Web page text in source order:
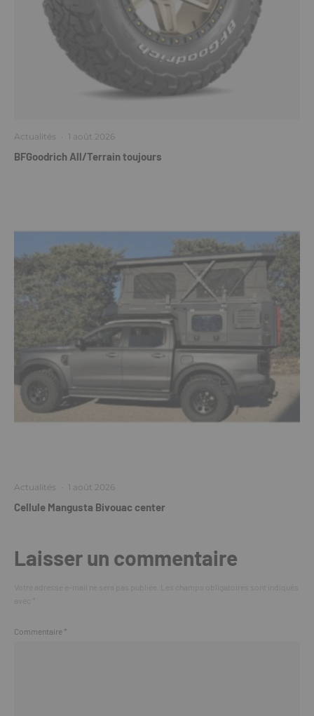
Actualités · 1 août 2026
BFGoodrich All/Terrain toujours
Actualités · 1 août 2026
Cellule Mangusta Bivouac center
Laisser un commentaire
Commentaire *